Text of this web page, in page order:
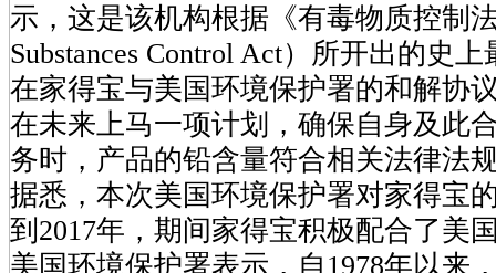
示，这是该机构根据《有毒物质控制
Substances Control Act）所开出的史
在家得宝与美国环境保护署的和解协
在未来上马一项计划，确保自身及此
务时，产品的铅含量符合相关法律法
据悉，本次美国环境保护署对家得宝
到2017年，期间家得宝积极配合了美
美国环境保护署表示，自1978年以来